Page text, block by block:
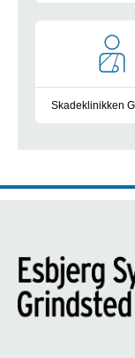
Skadeklinikken